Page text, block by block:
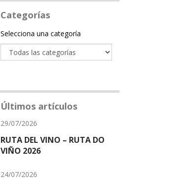
Categorías
Categoría
Selecciona una categoría
Últimos artículos
29/07/2026
RUTA DEL VINO – RUTA DO
VIÑO 2026
24/07/2026